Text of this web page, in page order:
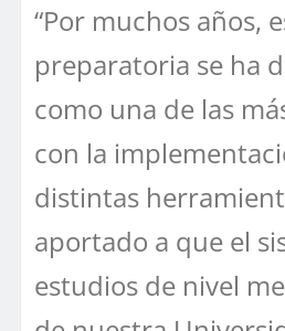
“Por muchos años,
preparatoria se ha
como una de las
con la
distintas
aportado a que el
estudios de nivel